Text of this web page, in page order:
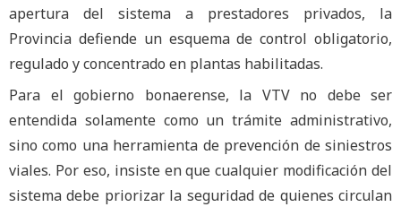
apertura del sistema a prestadores privados, la
Provincia defiende un esquema de control obligatorio,
regulado y concentrado en plantas habilitadas.
Para el gobierno bonaerense, la VTV no debe ser
entendida solamente como un trámite administrativo,
sino como una herramienta de prevención de siniestros
viales. Por eso, insiste en que cualquier modificación del
sistema debe priorizar la seguridad de quienes circulan